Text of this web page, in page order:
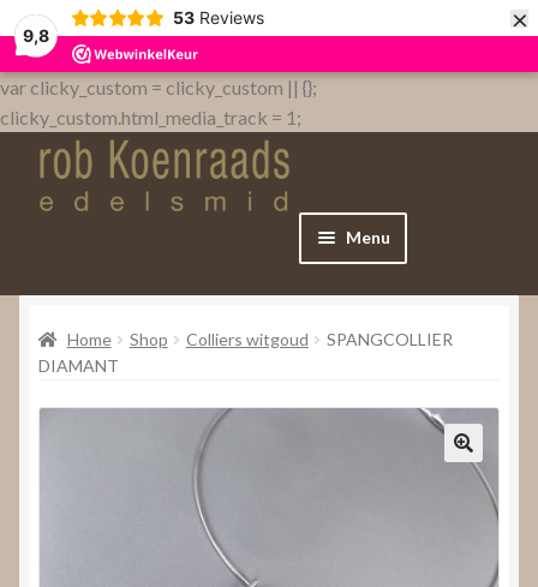
9,8
53 Reviews ×
var clicky_custom = clicky_custom || {};
clicky_custom.html_media_track = 1;
Menu
Home
WebShop
Home Shop Colliers witgoud
SPANGCOLLIER
DIAMANT